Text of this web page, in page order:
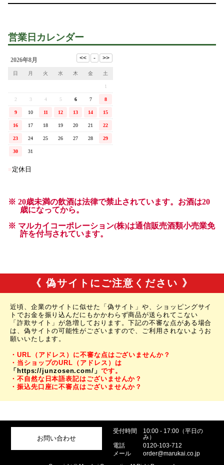
《 偽サイトにご注意ください 》
近頃、企業のサイトに似せた「偽サイト」や、ショッピングサイ
トでお金を振り込んだにもかかわらず商品が送られてこない
「詐欺サイト」が急増しております。下記の不審な点がある場合
は、偽サイトの可能性がございますので、ご利用されないようお
願いいたします。
・URL（アドレス）に不審な点はございませんか？
・当ショップのURL（アドレス）は
「https://junzosen.com/」 です。
・不自然な日本語表記はございませんか？
・振込先口座に不審点はございませんか？
お問い合わせ
受付時間
10:00 - 17:00（平日の
み）
電話
0120-103-712
メール
order@marukai.co.jp